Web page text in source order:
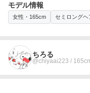
モデル情報
女性・165cm セミロングヘ
ちろる
@chiyaai223 /